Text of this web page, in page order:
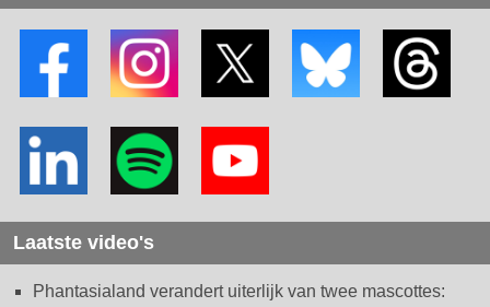
Laatste video's
Phantasialand verandert uiterlijk van twee mascottes: